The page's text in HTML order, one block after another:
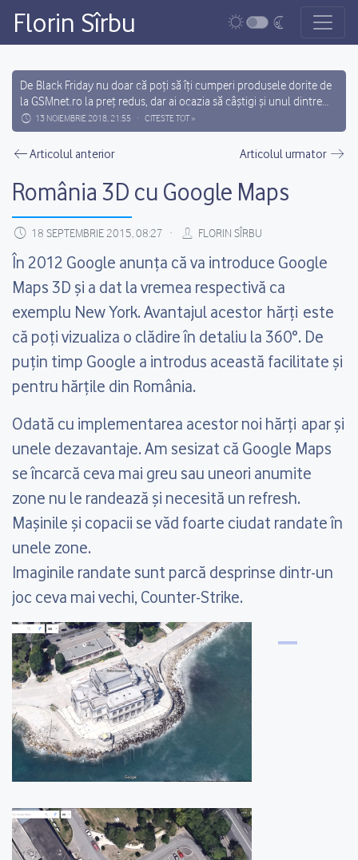
Main Navigation
Florin Sîrbu
De Black Friday nu doar că poți să îți cumperi produsele dorite de
la GSMnet.ro la preț redus, dar ai ocazia să câștigi și unul dintre
cele 12 premii cadou (3 x Handsfree Bluetooth Plantronics
Voyager, 4 x Carkit Bluetooth Parrot MINIKIT NEO 2 HD sau 5 x
Boxa Portabila Bluetooth Yamazoki...
13 NOIEMBRIE 2018, 21:55 CITESTE TOT »
Florin Sîrbu
Post navigation
Articolul anterior Articolul urmator
România 3D cu Google Maps
18 SEPTEMBRIE 2015, 08:27 FLORIN SÎRBU
În 2012 Google anunța că va introduce Google
Maps 3D și a dat la vremea respectivă ca
exemplu New York. Avantajul acestor hărți este
că poți vizualiza o clădire în detaliu la 360°. De
puțin timp Google a introdus această facilitate și
pentru hărțile din România.
Odată cu implementarea acestor noi hărți apar și
unele dezavantaje. Am sesizat că Google Maps
se încarcă ceva mai greu sau uneori anumite
zone nu le randează și necesită un refresh.
Mașinile și copacii se văd foarte ciudat randate în
unele zone.
Imaginile randate sunt parcă desprinse dintr-un
joc ceva mai vechi, Counter-Strike.